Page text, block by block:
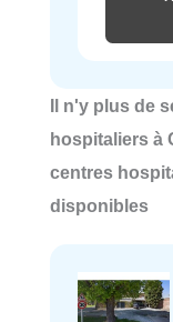
Il n'y plus de
hospitaliers à
centres
disponibles